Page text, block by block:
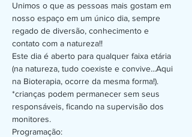
Unimos o que as pessoas mais gostam em
nosso espaço em um único dia, sempre
regado de diversão, conhecimento e
contato com a natureza!!
Este dia é aberto para qualquer faixa etária
(na natureza, tudo coexiste e convive...Aqui
na Bioterapia, ocorre da mesma forma!).
*crianças podem permanecer sem seus
responsáveis, ficando na supervisão dos
monitores.
Programação: